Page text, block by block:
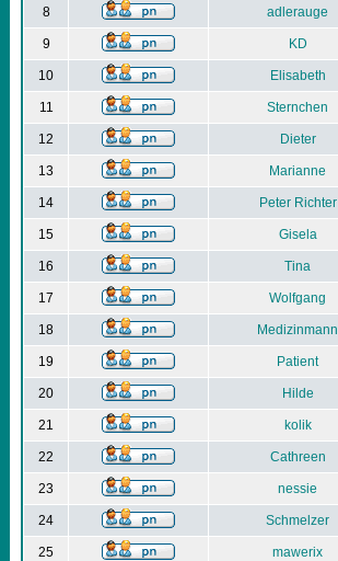
8 adlerauge
9 KD
10 Elisabeth
11 Sternchen
12 Dieter
13 Marianne
14 Peter Richter
15 Gisela
16 Tina
17 Wolfgang
18 Medizinmann
19 Patient
20 Hilde
21 kolik
22 Cathreen
23 nessie
24 Schmelzer
25 mawerix